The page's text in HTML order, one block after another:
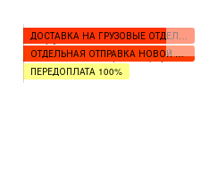
ДОСТАВКА НА ГРУЗОВЫЕ ОТДЕЛЕНИЯ
ОТДЕЛЬНАЯ ОТПРАВКА НОВОЙ ПОЧТОЙ
ПЕРЕДОПЛАТА 100%